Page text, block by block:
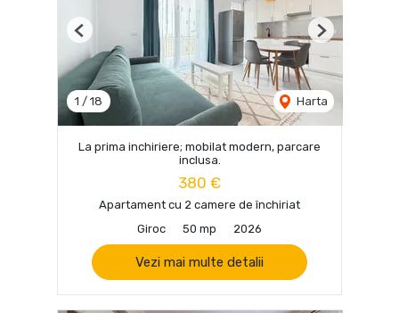
1 / 18 Harta
Previous Next
La prima inchiriere; mobilat modern, parcare
inclusa.
380 €
Apartament cu 2 camere de închiriat
Giroc
50 mp 2026
Vezi mai multe detalii